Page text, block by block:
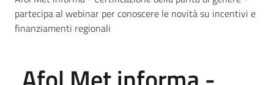
partecipa al webinar per conoscere le novità su incentivi e
finanziamenti regionali